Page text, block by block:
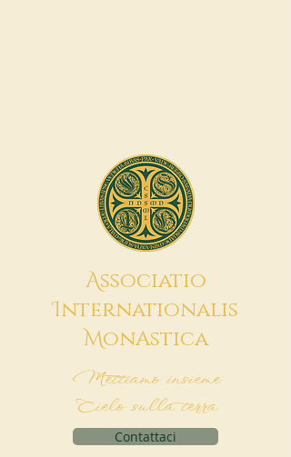
Associatio
Internationalis
MonAstica
Mettiamo insieme
Cielo sulla terra
Contattaci